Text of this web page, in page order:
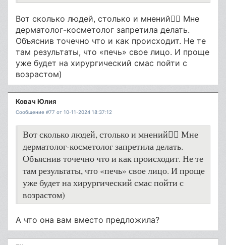
Вот сколько людей, столько и мнений👍🏼 Мне
дерматолог-косметолог запретила делать.
Объяснив точечно что и как происходит. Не те
там результаты, что «печь» свое лицо. И проще
уже будет на хирургический смас пойти с
возрастом)
Ковач Юлия
Сообщение #77 от 10-11-2024 18:37:12
Вот сколько людей, столько и мнений👍🏼 Мне
дерматолог-косметолог запретила делать.
Объяснив точечно что и как происходит. Не те
там результаты, что «печь» свое лицо. И проще
уже будет на хирургический смас пойти с
возрастом)
А что она вам вместо предложила?